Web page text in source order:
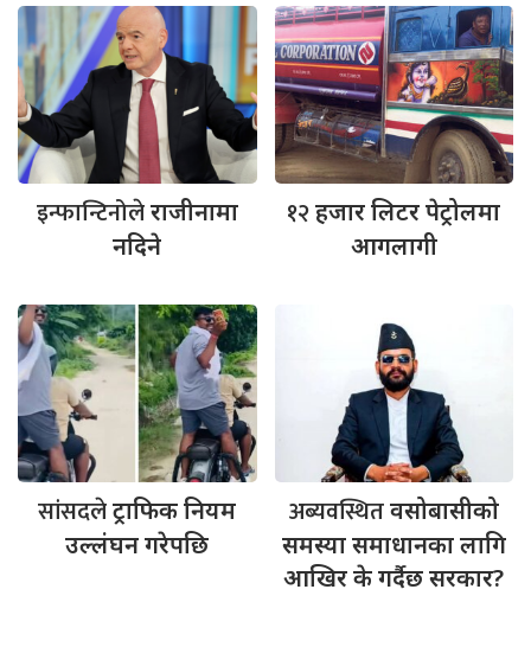
इन्फान्टिनोलेराजीनामा
नदिने
१२हजार लिटर पेट्रोलमा
आगलागी
सांसदलेट्राफिक नियम
उल्लंघन गरेपछि
अब्यवस्थितवसोबासीको
समस्या समाधानका लागि
आखिर के गर्दैछ सरकार?